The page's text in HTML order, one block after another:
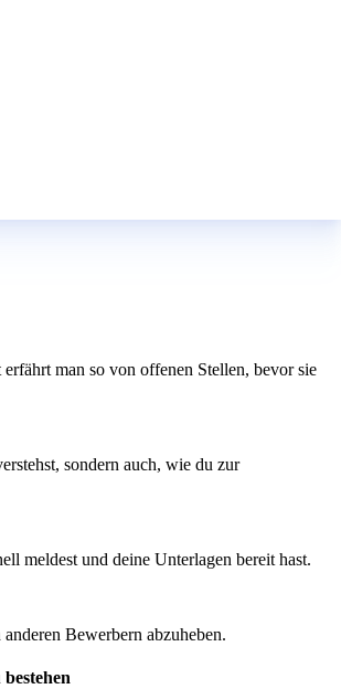
man so von offenen Stellen, bevor sie
sondern auch, wie du zur
meldest und deine Unterlagen bereit hast.
Bewerbern abzuheben.